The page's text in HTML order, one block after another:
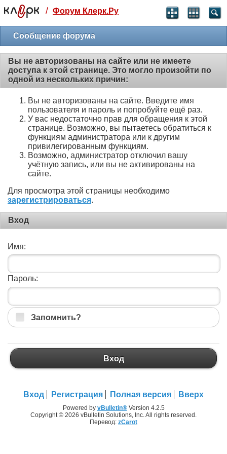
Святые угодники, Клерк без рекламы
прекрасен:)
месяц
₽
3 месяца
259 ₽
полгода
Оплатить
/ Форум Клерк.Ру
Сообщение форума
Вы не авторизованы на сайте или не имеете
доступа к этой странице. Это могло произойти по
одной из нескольких причин:
Вы не авторизованы на сайте. Введите имя
пользователя и пароль и попробуйте ещё раз.
У вас недостаточно прав для обращения к этой
странице. Возможно, вы пытаетесь обратиться к
функциям администратора или к другим
привилегированным функциям.
Возможно, администратор отключил вашу
учётную запись, или вы не активированы на
сайте.
Для просмотра этой страницы необходимо
зарегистрироваться.
Вход
Имя:
Пароль:
Запомнить?
Вход
Вход Регистрация Полная версия Вверх
Powered by vBulletin®Version 4.2.5
Copyright © 2026 vBulletin Solutions, Inc. All rights reserved.
Перевод: zCarot